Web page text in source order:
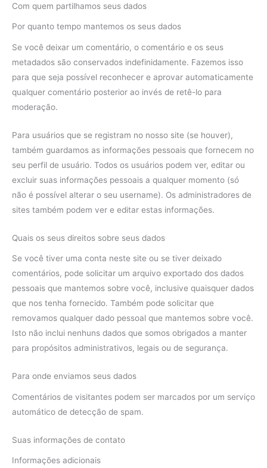
Com quem partilhamos seus dados
Por quanto tempo mantemos os seus dados
Se você deixar um comentário, o comentário e os seus
metadados são conservados indefinidamente. Fazemos isso
para que seja possível reconhecer e aprovar automaticamente
qualquer comentário posterior ao invés de retê-lo para
moderação.
Para usuários que se registram no nosso site (se houver),
também guardamos as informações pessoais que fornecem no
seu perfil de usuário. Todos os usuários podem ver, editar ou
excluir suas informações pessoais a qualquer momento (só
não é possível alterar o seu username). Os administradores de
sites também podem ver e editar estas informações.
Quais os seus direitos sobre seus dados
Se você tiver uma conta neste site ou se tiver deixado
comentários, pode solicitar um arquivo exportado dos dados
pessoais que mantemos sobre você, inclusive quaisquer dados
que nos tenha fornecido. Também pode solicitar que
removamos qualquer dado pessoal que mantemos sobre você.
Isto não inclui nenhuns dados que somos obrigados a manter
para propósitos administrativos, legais ou de segurança.
Para onde enviamos seus dados
Comentários de visitantes podem ser marcados por um serviço
automático de detecção de spam.
Suas informações de contato
Informações adicionais